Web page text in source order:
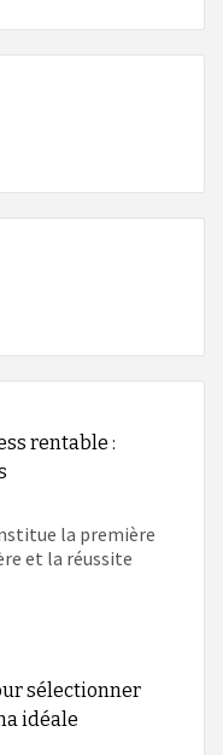
rentable :
la première
et la réussite
sélectionner
idéale